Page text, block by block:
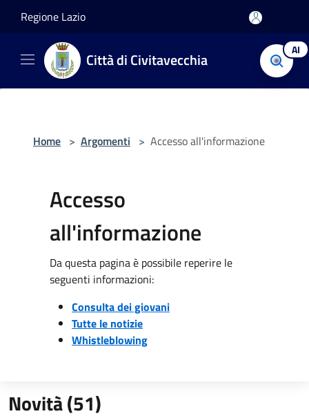
Regione Lazio
Città di Civitavecchia AI
Home > Argomenti > Accesso all'informazione
Accesso
all'informazione
Da questa pagina è possibile reperire le
seguenti informazioni:
Consulta dei giovani
Tutte le notizie
Whistleblowing
Novità (51)